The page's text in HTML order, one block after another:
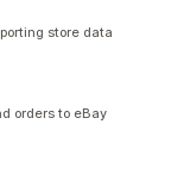
store data
orders to eBay